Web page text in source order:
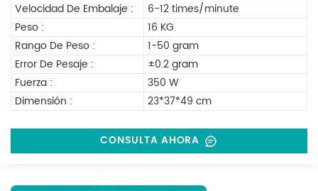
Velocidad De Embalaje :
6-12 times/minute
Peso :
16 KG
Rango De Peso :
1-50 gram
Error De Pesaje :
±0.2 gram
Fuerza :
350 W
Dimensión :
23*37*49 cm
CONSULTA AHORA